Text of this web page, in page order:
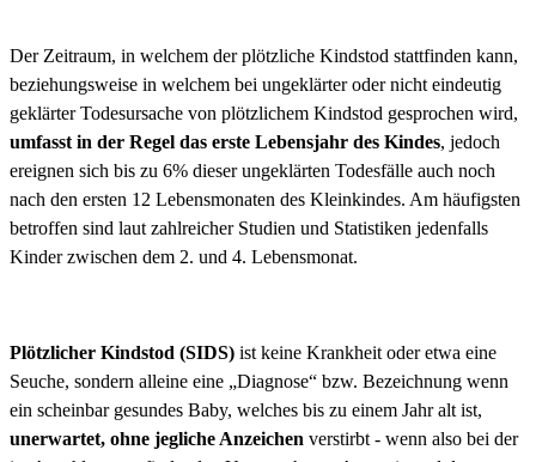
Der Zeitraum, in welchem der plötzliche Kindstod stattfinden kann,
beziehungsweise in welchem bei ungeklärter oder nicht eindeutig
geklärter Todesursache von plötzlichem Kindstod gesprochen wird,
umfasst in der Regel das erste Lebensjahr des Kindes, jedoch
ereignen sich bis zu 6% dieser ungeklärten Todesfälle auch noch
nach den ersten 12 Lebensmonaten des Kleinkindes. Am häufigsten
betroffen sind laut zahlreicher Studien und Statistiken jedenfalls
Kinder zwischen dem 2. und 4. Lebensmonat.
Plötzlicher Kindstod (SIDS) ist keine Krankheit oder etwa eine
Seuche, sondern alleine eine „Diagnose“ bzw. Bezeichnung wenn
ein scheinbar gesundes Baby, welches bis zu einem Jahr alt ist,
unerwartet, ohne jegliche Anzeichen verstirbt - wenn also bei der